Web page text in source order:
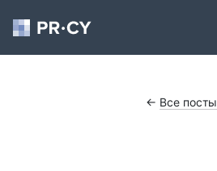
← Все посты